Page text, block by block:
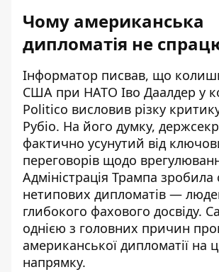
Чому американська
дипломатія не
Інформатор писвав, що
США при НАТО Іво Даалдер у
Politico висловив різку
Рубіо. На його думку,
фактично усунутий від
переговорів щодо
Адміністрація Трампа зробила
нетипових дипломатів —
глибокого фахового досвіду.
однією з головних причин
американської дипломатії на
напрямку.